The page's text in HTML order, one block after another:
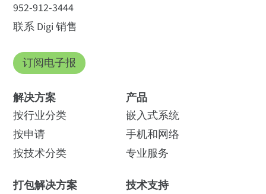
952-912-3444
联系 Digi 销售
订阅电子报
解决方案
按行业分类
按申请
按技术分类
打包解决方案
产品
嵌入式系统
手机和网络
专业服务
技术支持